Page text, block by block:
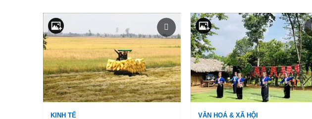
KINH TẾ VĂN HOÁ & XÃ HỘI